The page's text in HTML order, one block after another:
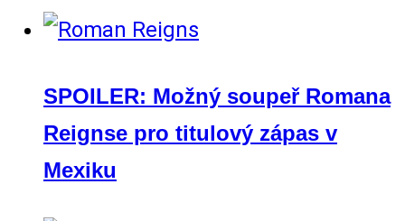
SPOILER: Možný soupeř Romana
Reignse pro titulový zápas v
Mexiku